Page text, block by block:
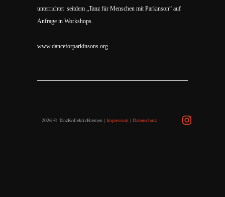
unterrichtet seitdem „Tanz für Menschen mit Parkinson“ auf
Anfrage in Workshops.
www.danceforparkinsons.org
2026 © TanzKollektivBremen | Impressum | Datenschutz